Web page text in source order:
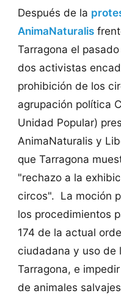
Después de la
AnimaNaturalis
Tarragona el
dos activistas
prohibición de los
agrupación política
Unidad Popular)
AnimaNaturalis y
que Tarragona
"rechazo a la
circos". La moción
los procedimientos
174 de la actual
ciudadana y uso de
Tarragona, e
de animales